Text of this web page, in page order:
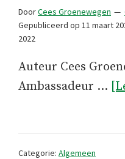
DoorCees Groenewegen
Gepubliceerd op 11 maart
2022
Auteur Cees
Ambassadeur …
Categorie: Algemeen